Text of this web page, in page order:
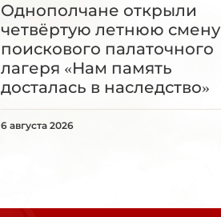
Однополчане открыли
четвёртую летнюю смену
поискового палаточного
лагеря «Нам память
досталась в наследство»
6 августа 2026